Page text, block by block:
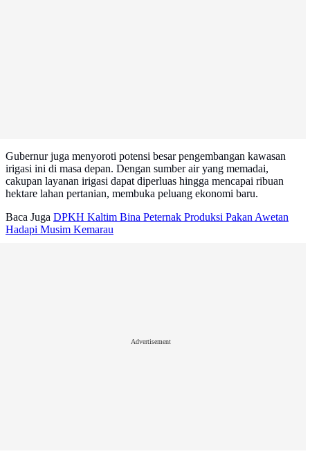
Gubernur juga menyoroti potensi besar pengembangan kawasan
irigasi ini di masa depan. Dengan sumber air yang memadai,
cakupan layanan irigasi dapat diperluas hingga mencapai ribuan
hektare lahan pertanian, membuka peluang ekonomi baru.
Baca Juga DPKH Kaltim Bina Peternak Produksi Pakan Awetan
Hadapi Musim Kemarau
Advertisement